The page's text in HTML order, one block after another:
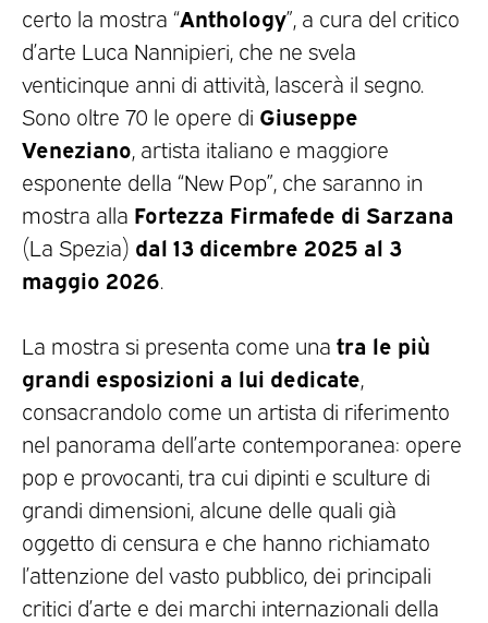
certo la mostra “Anthology”, a cura del critico
d’arte Luca Nannipieri, che ne svela
venticinque anni di attività, lascerà il segno.
Sono oltre 70 le opere di Giuseppe
Veneziano , artista italiano e maggiore
esponente della “New Pop”, che saranno in
mostra alla Fortezza Firmafede di Sarzana
(La Spezia) dal 13 dicembre 2025 al 3
maggio 2026
La mostra si presenta come una tra le più
grandi esposizioni a lui dedicate
consacrandolo come un artista di riferimento
nel panorama dell’arte contemporanea: opere
pop e provocanti, tra cui dipinti e sculture di
grandi dimensioni, alcune delle quali già
oggetto di censura e che hanno richiamato
l’attenzione del vasto pubblico, dei principali
critici d’arte e dei marchi internazionali della